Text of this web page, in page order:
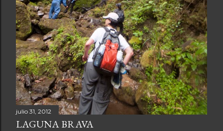
julio 31, 2012
LAGUNA BRAVA